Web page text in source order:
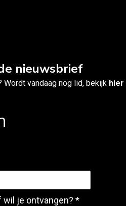
nieuwsbrief
Wordt vandaag nog lid, bekijk hier
je ontvangen? *